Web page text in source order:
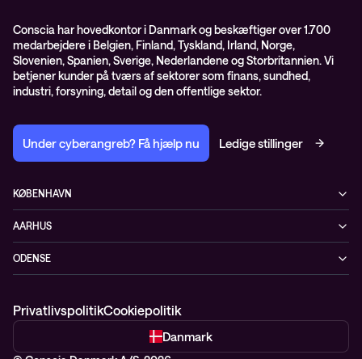
ISO certifikater
Proces for kundeklager
Salgs- og leveringsbetingelser
Selskabsoplysninger og SKI-rammeaftale
Conscia har hovedkontor i Danmark og beskæftiger over 1.700
medarbejdere i Belgien, Finland, Tyskland, Irland, Norge,
Slovenien, Spanien, Sverige, Nederlandene og Storbritannien. Vi
betjener kunder på tværs af sektorer som finans, sundhed,
industri, forsyning, detail og den offentlige sektor.
Under cyberangreb? Få hjælp nu Ledige stillinger
KØBENHAVN
2100 København Ø
+45 70207780
AARHUS
8230 Åbyhøj
ODENSE
PrivatlivspolitikCookiepolitik
Danmark